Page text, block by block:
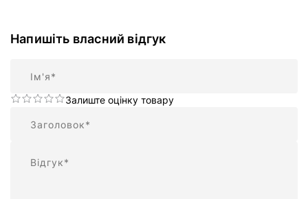
Напишіть власний відгук
Залиште оцінку товару